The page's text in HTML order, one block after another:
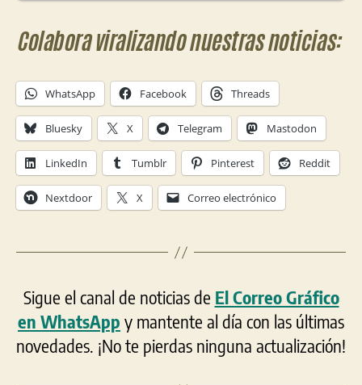
Colabora viralizando nuestras noticias:
WhatsApp Facebook Threads
Bluesky X Telegram Mastodon
LinkedIn Tumblr Pinterest Reddit
Nextdoor X Correo electrónico
Sigue el canal de noticias de El Correo Gráfico
en WhatsApp y mantente al día con las últimas
novedades. ¡No te pierdas ninguna actualización!